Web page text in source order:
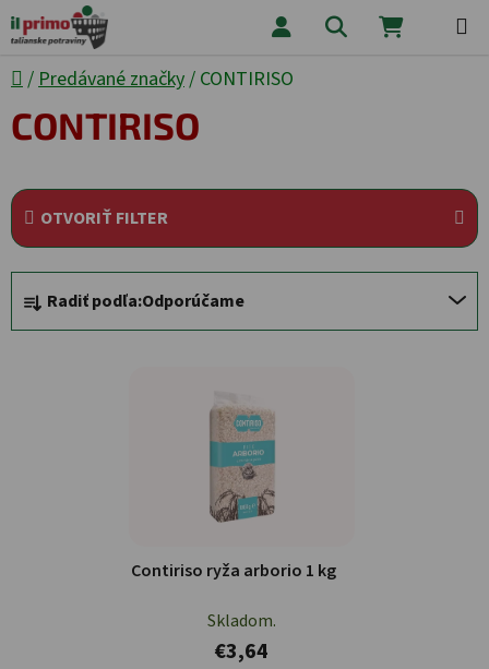
Prejsť na obsah Hľadať
Domov
/ Predávané značky/ CONTIRISO
CONTIRISO
OTVORIŤ FILTER
Radenie produktov
Radiť podľa:Odporúčame
Contiriso ryža arborio 1 kg
Skladom.
€3,64